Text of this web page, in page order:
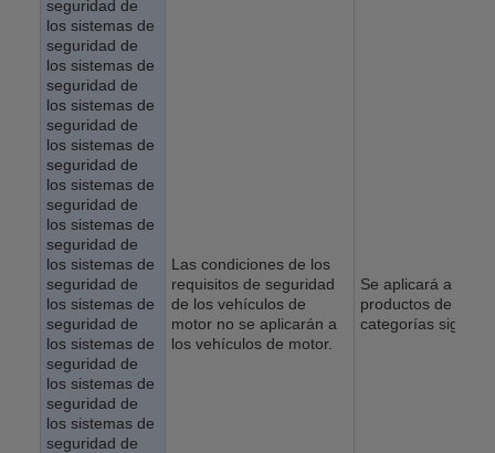
seguridad de
los sistemas de
seguridad de
los sistemas de
seguridad de
los sistemas de
seguridad de
los sistemas de
seguridad de
los sistemas de
seguridad de
los sistemas de
seguridad de
los sistemas de
seguridad de
los sistemas de
seguridad de
los sistemas de
seguridad de
los sistemas de
seguridad de
los sistemas de
seguridad de
Las condiciones de los
requisitos de seguridad
de los vehículos de
motor no se aplicarán a
los vehículos de motor.
Se aplicará a los
productos de las
categorías